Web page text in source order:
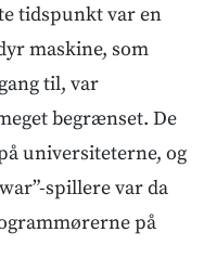
tidspunkt var en
maskine, som
til, var
begrænset. De
universiteterne, og
spillere var da
på